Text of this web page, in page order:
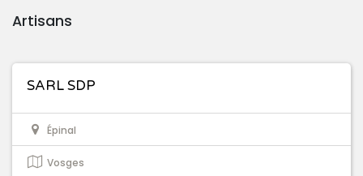
Artisans
SARL SDP
Épinal
Vosges